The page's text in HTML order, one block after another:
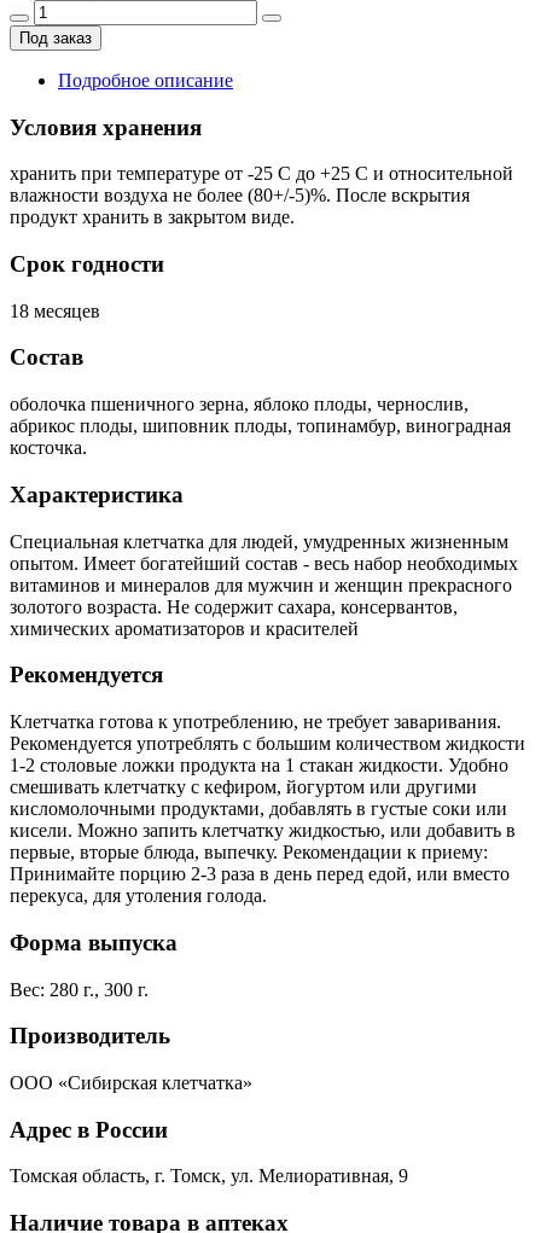
Под заказ
Подробное описание
Условия хранения
хранить при температуре от -25 С до +25 С и относительной
влажности воздуха не более (80+/-5)%. После вскрытия
продукт хранить в закрытом виде.
Срок годности
18 месяцев
Состав
оболочка пшеничного зерна, яблоко плоды, чернослив,
абрикос плоды, шиповник плоды, топинамбур, виноградная
косточка.
Характеристика
Специальная клетчатка для людей, умудренных жизненным
опытом. Имеет богатейший состав - весь набор необходимых
витаминов и минералов для мужчин и женщин прекрасного
золотого возраста. Не содержит сахара, консервантов,
химических ароматизаторов и красителей
Рекомендуется
Клетчатка готова к употреблению, не требует заваривания.
Рекомендуется употреблять с большим количеством жидкости
1-2 столовые ложки продукта на 1 стакан жидкости. Удобно
смешивать клетчатку с кефиром, йогуртом или другими
кисломолочными продуктами, добавлять в густые соки или
кисели. Можно запить клетчатку жидкостью, или добавить в
первые, вторые блюда, выпечку. Рекомендации к приему:
Принимайте порцию 2-3 раза в день перед едой, или вместо
перекуса, для утоления голода.
Форма выпуска
Вес: 280 г., 300 г.
Производитель
ООО «Сибирская клетчатка»
Адрес в России
Томская область, г. Томск, ул. Мелиоративная, 9
Наличие товара в аптеках